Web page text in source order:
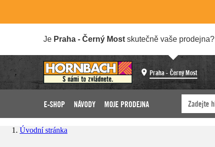
Je Praha - Černý Most skutečně vaše prodejna?
Praha - Černý Most
E-SHOP NÁVODY MOJE PRODEJNA
Úvodní stránka